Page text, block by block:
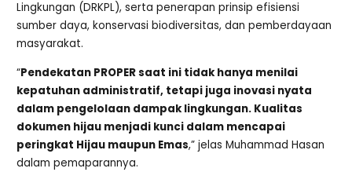
Lingkungan (DRKPL), serta penerapan prinsip efisiensi
sumber daya, konservasi biodiversitas, dan pemberdayaan
masyarakat.
“Pendekatan PROPER saat ini tidak hanya menilai
kepatuhan administratif, tetapi juga inovasi nyata
dalam pengelolaan dampak lingkungan. Kualitas
dokumen hijau menjadi kunci dalam mencapai
peringkat Hijau maupun Emas,” jelas Muhammad Hasan
dalam pemaparannya.